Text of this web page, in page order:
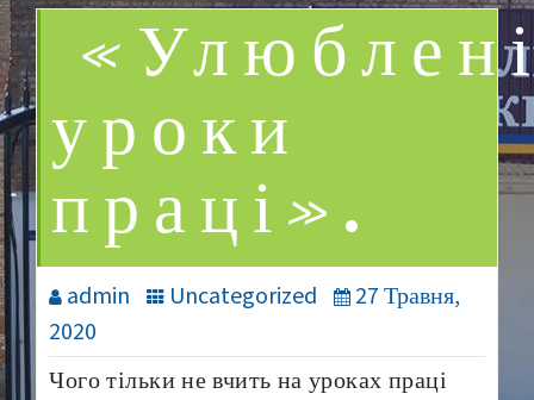
уроки
праці».
admin Uncategorized
27 Травня,
2020
Чого тільки не вчить на уроках праці